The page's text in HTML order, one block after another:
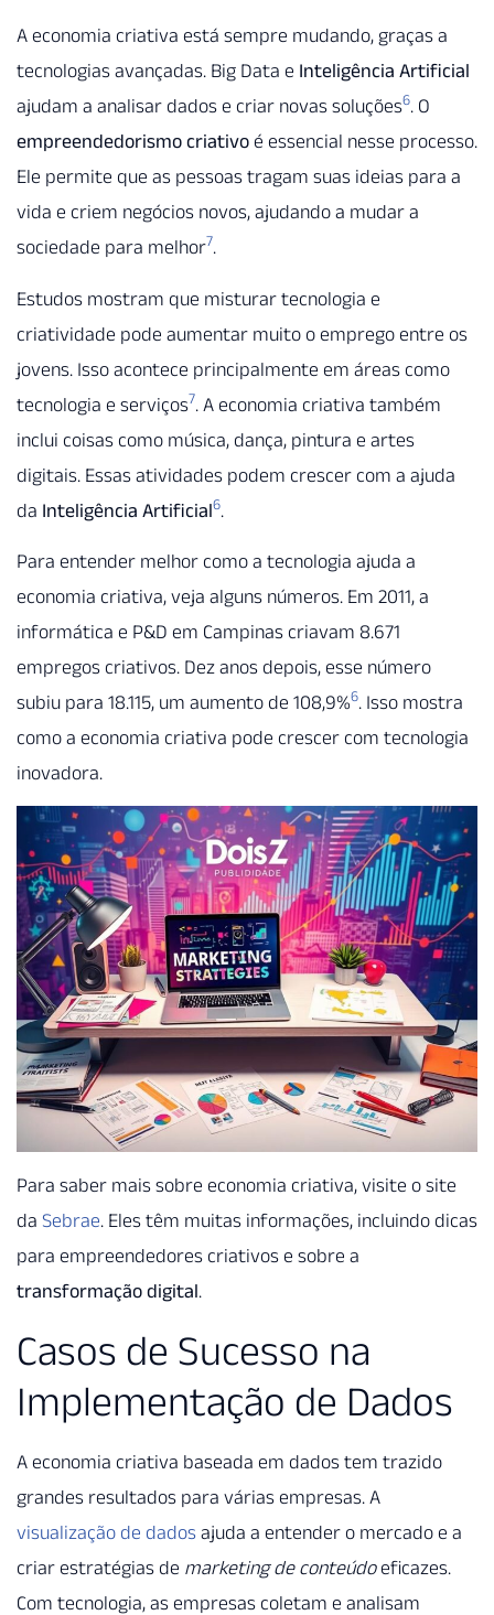
A economia criativa está sempre mudando, graças a
tecnologias avançadas. Big Data e Inteligência Artificial
ajudam a analisar dados e criar novas soluções6. O
empreendedorismo criativo é essencial nesse processo.
Ele permite que as pessoas tragam suas ideias para a
vida e criem negócios novos, ajudando a mudar a
sociedade para melhor7.
Estudos mostram que misturar tecnologia e
criatividade pode aumentar muito o emprego entre os
jovens. Isso acontece principalmente em áreas como
tecnologia e serviços7. A economia criativa também
inclui coisas como música, dança, pintura e artes
digitais. Essas atividades podem crescer com a ajuda
da Inteligência Artificial6.
Para entender melhor como a tecnologia ajuda a
economia criativa, veja alguns números. Em 2011, a
informática e P&D em Campinas criavam 8.671
empregos criativos. Dez anos depois, esse número
subiu para 18.115, um aumento de 108,9%6. Isso mostra
como a economia criativa pode crescer com tecnologia
inovadora.
Para saber mais sobre economia criativa, visite o site
da Sebrae. Eles têm muitas informações, incluindo dicas
para empreendedores criativos e sobre a
transformação digital.
Casos de Sucesso na
Implementação de Dados
A economia criativa baseada em dados tem trazido
grandes resultados para várias empresas. A
visualização de dados ajuda a entender o mercado e a
criar estratégias de marketing de conteúdoeficazes.
Com tecnologia, as empresas coletam e analisam